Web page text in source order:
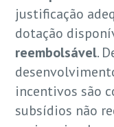
justificação
dotação
reembolsável.
incentivos são
subsídios não